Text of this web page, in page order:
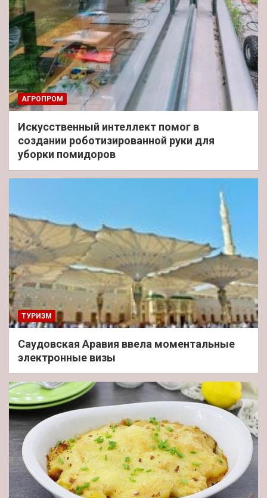
АГРОПРОМ
Искусственный интеллект помог в
создании роботизированной руки для
уборки помидоров
ТУРИЗМ
Саудовская Аравия ввела моментальные
электронные визы